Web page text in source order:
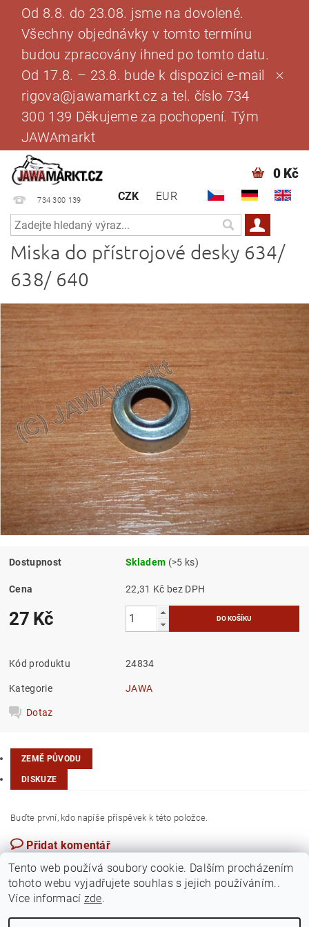
Od 8.8. do 23.08. jsme na dovolené.
Všechny objednávky v tomto termínu
budou zpracovány ihned po tomto datu.
Od 17.8. – 23.8. bude k dispozici e-mail
rigova@jawamarkt.cz a tel. číslo 734
300 139 Děkujeme za pochopení. Tým
JAWAmarkt
734 300 139 CZK EUR
0 Kč
Miska do přístrojové desky 634/
638/ 640
Dostupnost Skladem (>5 ks)
Cena 22,31 Kč bez DPH
27 Kč
Kód produktu 24834
Kategorie JAWA
Dotaz
ZEMĚ PŮVODU
DISKUZE
Buďte první, kdo napíše příspěvek k této položce.
Přidat komentář
Tento web používá soubory cookie. Dalším procházením
tohoto webu vyjadřujete souhlas s jejich používáním..
Více informací zde.